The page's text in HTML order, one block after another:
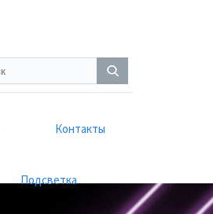
Next
Контакты
Подсветка